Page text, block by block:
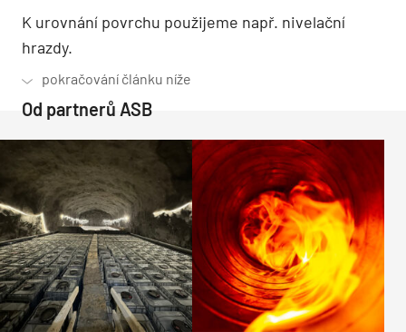
K urovnání povrchu použijeme např. nivelační
hrazdy.
Od partnerů ASB